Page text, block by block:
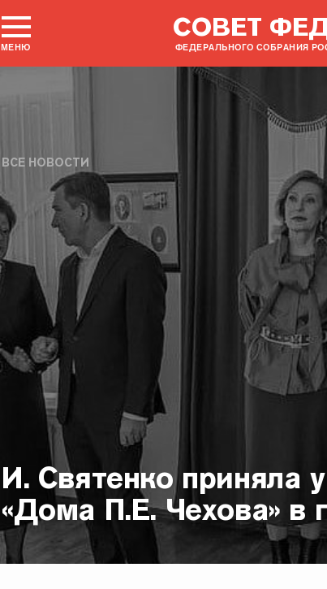
МЕНЮ
СОВЕТ
ФЕДЕРАЛЬНОГО СОБРАНИЯ
ВСЕ НОВОСТИ
И. Святенко приняла
«Дома П.Е. Чехова» в